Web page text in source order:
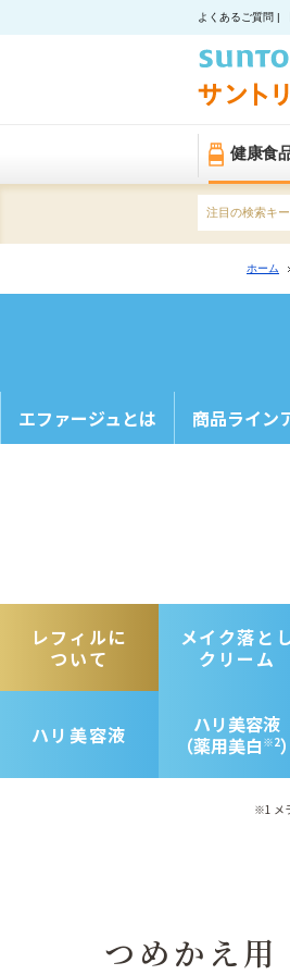
よくあるご質問 |
健康食
注目の検索キ
ホーム
エファージュとは 商品ライン
レフィルに
ついて
メイク落と
クリーム
ハリ美容液
ハリ美容液
（薬用美白 ※2）
※1 メ
つめかえ用